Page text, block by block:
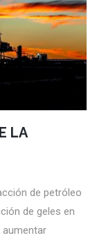
LA
de petróleo
de geles en
aumentar